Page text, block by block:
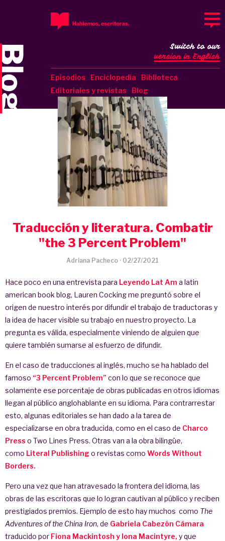
Episodios Enciclopedia
Biblioteca
Editoriales y revistas
Blog
Switch to our
version in English
Traducción y literatura. Combatir
"the 3 Percent Problem"
Adriana Pacheco · 02/27/2021
Hace poco en una entrevista para Leyendo Lat Am a latin
american book blog, Lauren Cocking me preguntó sobre el
origen de nuestro interés por difundir el trabajo de traductoras y
la idea de hacer visible su trabajo en nuestro proyecto. La
pregunta es válida, especialmente viniendo de alguien que
quiere también sumarse al esfuerzo de difundir.
En el caso de traducciones al inglés, mucho se ha hablado del
famoso “3 Percent Problem” con lo que se reconoce que
solamente ese porcentaje de obras publicadas en otros idiomas
llegan al público anglohablante en su idioma. Para contrarrestar
esto, algunas editoriales se han dado a la tarea de
especializarse en obra traducida, como en el caso de Charco
Press o Two Lines Press. Otras van a la obra bilingüe,
como Literal Publishing o revistas como Words Without
Borders.
Pero una vez que han atravesado la frontera del idioma, las
obras de las escritoras que lo logran cautivan al público y reciben
prestigiados premios. Ejemplo de esto hay muchos como The
Adventures of the China Iron, de Gabriela Cabezón Cámara
traducido por Fiona Mackintosh y Iona Macintyre, y que